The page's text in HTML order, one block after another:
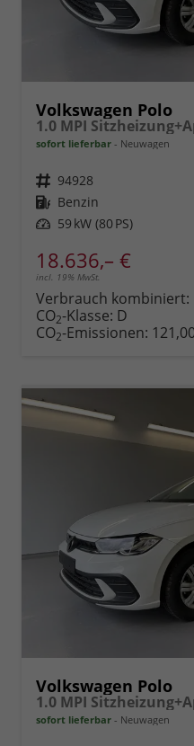
Volkswagen Polo
sofort lieferbar Neuwagen
Fahrzeugnr. 94928
Kraftstoff Benzin
Leistung 59 kW (80 PS)
18.636,– €
incl. 19% MwSt.
Verbrauch kombiniert:
CO2-Klasse: D
CO2-Emissionen:
Volkswagen Polo
sofort lieferbar Neuwagen